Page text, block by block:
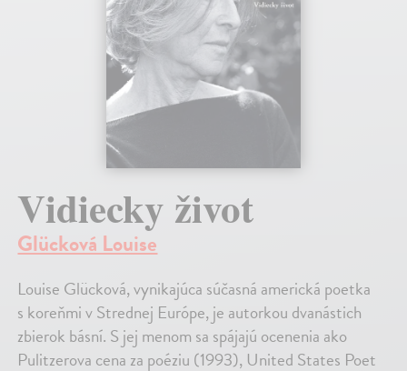
Vidiecky život
Glücková Louise
Louise Glücková, vynikajúca súčasná americká poetka
s koreňmi v Strednej Európe, je autorkou dvanástich
zbierok básní. S jej menom sa spájajú ocenenia ako
Pulitzerova cena za poéziu (1993), United States Poet